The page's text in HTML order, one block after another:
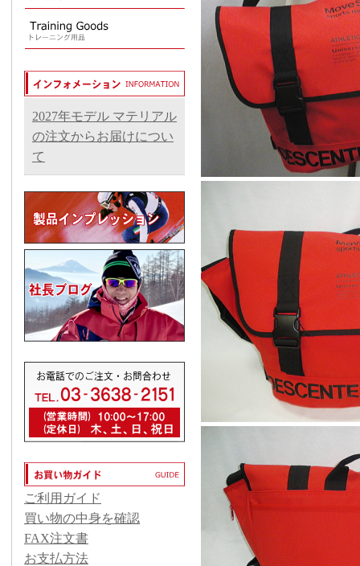
2027年モデル マテリアル
の注文からお届けについ
て
ご利用ガイド
買い物の中身を確認
FAX注文書
お支払方法